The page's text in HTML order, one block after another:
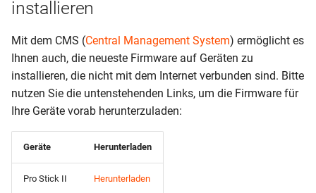
installieren
Mit dem CMS (Central Management System) ermöglicht es
Ihnen auch, die neueste Firmware auf Geräten zu
installieren, die nicht mit dem Internet verbunden sind. Bitte
nutzen Sie die untenstehenden Links, um die Firmware für
Ihre Geräte vorab herunterzuladen:
Geräte Herunterladen
Pro Stick II Herunterladen